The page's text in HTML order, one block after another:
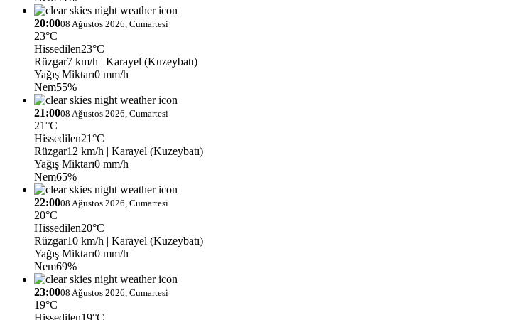
20:0008 Ağustos 2026, Cumartesi
23°C
Hissedilen23°C
Rüzgar7 km/h | Karayel (Kuzeybatı)
Yağış Miktarı0 mm/h
Nem55%
21:0008 Ağustos 2026, Cumartesi
21°C
Hissedilen21°C
Rüzgar12 km/h | Karayel (Kuzeybatı)
Yağış Miktarı0 mm/h
Nem65%
22:0008 Ağustos 2026, Cumartesi
20°C
Hissedilen20°C
Rüzgar10 km/h | Karayel (Kuzeybatı)
Yağış Miktarı0 mm/h
Nem69%
23:0008 Ağustos 2026, Cumartesi
19°C
Hissedilen19°C